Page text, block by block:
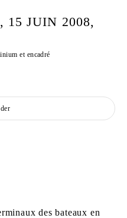
15 JUIN 2008,
et encadré
des bateaux en